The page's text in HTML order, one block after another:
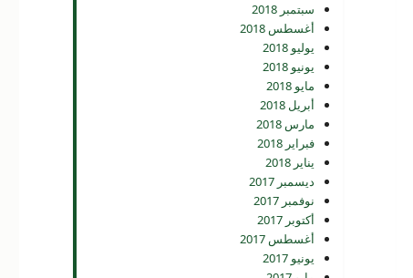
سبتمبر 2018
أغسطس 2018
يوليو 2018
يونيو 2018
مايو 2018
أبريل 2018
مارس 2018
فبراير 2018
يناير 2018
ديسمبر 2017
نوفمبر 2017
أكتوبر 2017
أغسطس 2017
يونيو 2017